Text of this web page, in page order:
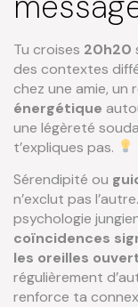
Tu croises 20h20
des contextes
chez une amie, un
énergétique
une légèreté
t’expliques pas.
Sérendipité ou
n’exclut pas
psychologie
coïncidences
les oreilles
régulièrement
renforce ta